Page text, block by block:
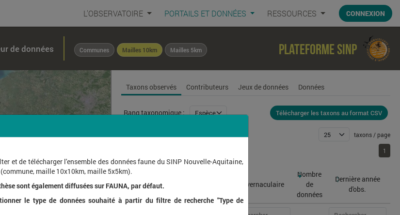
L'OBSERVATOIRE PORTAILS ET DONNÉES RESSOURCES CONNEXION
de données Communes Mailles 10km Mailles 5km Plateforme SINP
Taxons observés Contributeurs Jeux de données Données
Rang taxonomique : Télécharger les taxons au format CSV
taxons / page
1
Nom vernaculaire
Nombre
de
données
Dernière année
d'obs.
et de télécharger l'ensemble des données faune du SINP Nouvelle-Aquitaine,
maille 10x10km, maille 5x5km).
sont également diffusées sur FAUNA, par défaut.
le type de données souhaité à partir du filtre de recherche "Type de